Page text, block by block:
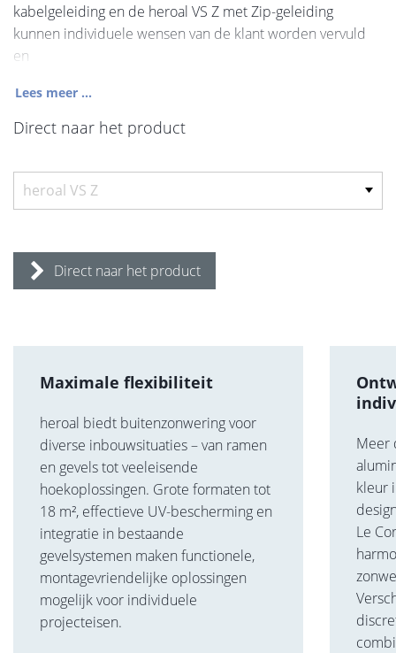
kabelgeleiding en de heroal VS Z met Zip-geleiding
kunnen individuele wensen van de klant worden vervuld
en
Lees meer ...
Direct naar het product
Direct naar het product
Maximale flexibiliteit
heroal biedt buitenzonwering voor
diverse inbouwsituaties – van ramen
en gevels tot veeleisende
hoekoplossingen. Grote formaten tot
18 m², effectieve UV-bescherming en
integratie in bestaande
gevelsystemen maken functionele,
montagevriendelijke oplossingen
mogelijk voor individuele
projecteisen.
Meer
kleur
Le